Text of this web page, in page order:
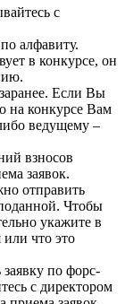
с
алфавиту.
в конкурсе, он
Если Вы
на конкурсе Вам
ведущему –
взносов
заявок.
отправить
Чтобы
укажите в
или что это
по форс-
с директором